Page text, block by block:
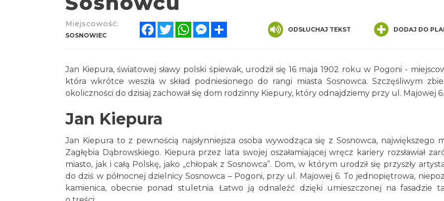
Miejscowość:
SOSNOWIEC
FacebookTwitterWhatsAppMessenger ODSŁUCHAJ TEKST DODAJ DO
Jan Kiepura, światowej sławy polski śpiewak, urodził się 16 maja 1902 roku w Pogoni -
która wkrótce weszła w skład podniesionego do rangi miasta Sosnowca. Szczęśliwym
okoliczności do dzisiaj zachował się dom rodzinny Kiepury, który odnajdziemy przy ul. Majowej 6.
Jan Kiepura
Jan Kiepura to z pewnością najsłynniejsza osoba wywodząca się z Sosnowca, największego
Zagłębia Dąbrowskiego. Kiepura przez lata swojej oszałamiającej wręcz kariery rozsławiał
miasto, jak i całą Polskę, jako „chłopak z Sosnowca”. Dom, w którym urodził się przyszły
do dziś w północnej dzielnicy Sosnowca – Pogoni, przy ul. Majowej 6. To jednopiętrowa,
kamienica, obecnie ponad stuletnia. Łatwo ją odnaleźć dzięki umieszczonej na fasadzie